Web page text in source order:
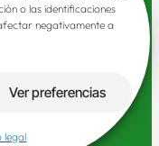
o las identificaciones
negativamente a
Ver preferencias
legal